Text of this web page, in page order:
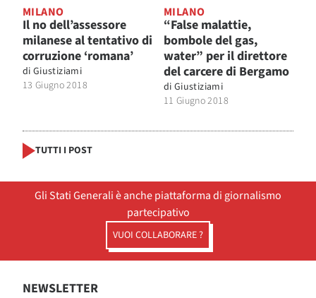
MILANO
Il no dell’assessore
milanese al tentativo di
corruzione ‘romana’
di Giustiziami
13 Giugno 2018
MILANO
“False malattie,
bombole del gas,
water” per il direttore
del carcere di Bergamo
di Giustiziami
11 Giugno 2018
TUTTI I POST
Gli Stati Generali è anche piattaforma di giornalismo
partecipativo
VUOI COLLABORARE ?
NEWSLETTER